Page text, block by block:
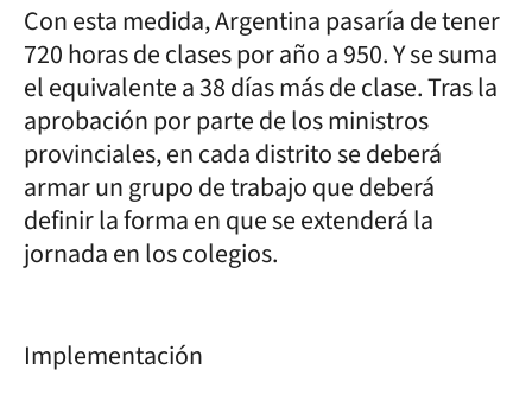
Con esta medida, Argentina pasaría de tener
720 horas de clases por año a 950. Y se suma
el equivalente a 38 días más de clase. Tras la
aprobación por parte de los ministros
provinciales, en cada distrito se deberá
armar un grupo de trabajo que deberá
definir la forma en que se extenderá la
jornada en los colegios.
Implementación